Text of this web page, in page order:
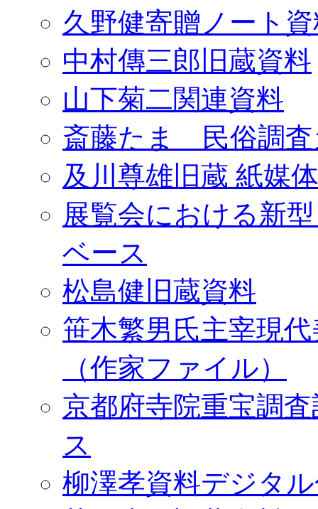
久野健寄贈ノート
中村傳三郎旧蔵資料
山下菊二関連資料
斎藤たま 民俗調査
及川尊雄旧蔵 紙媒
展覧会における新
ベース
松島健旧蔵資料
笹木繁男氏主宰現
（作家ファイル）
京都府寺院重宝調
ス
柳澤孝資料デジタ